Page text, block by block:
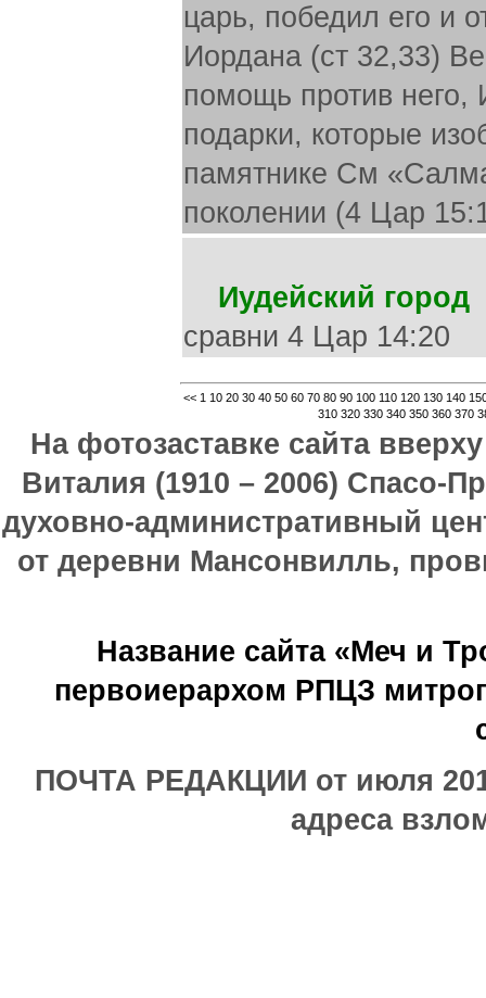
царь, победил его и
Иордана (ст 32,33)
помощь против него,
подарки, которые
памятнике См
поколении (4 Цар
Иудейский город
сравни 4 Цар 14:20
<< 1 10 20 30 40 50 60 70 80 90 100 110 120 130 140
310 320 330 340 350 360 370
На фотозаставке сайта
Виталия (1910 – 2006) Спасо-
духовно-административный
от деревни Мансонвилль,
Название сайта «Меч и
первоиерархом РПЦЗ
ПОЧТА РЕДАКЦИИ от июля
адреса